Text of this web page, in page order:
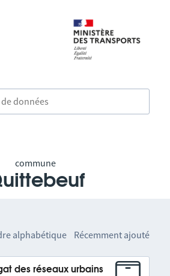
commune
alphabétique Récemment ajouté
des réseaux urbains